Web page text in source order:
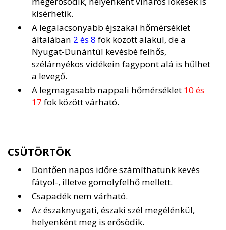
kísérhetik.
A legalacsonyabb éjszakai hőmérséklet
általában 2 és 8 fok között alakul, de a
Nyugat-Dunántúl kevésbé felhős,
szélárnyékos vidékein fagypont alá is hűlhet
a levegő.
A legmagasabb nappali hőmérséklet 10 és
17 fok között várható.
CSÜTÖRTÖK
Döntően napos időre számíthatunk kevés
fátyol-, illetve gomolyfelhő mellett.
Csapadék nem várható.
Az északnyugati, északi szél megélénkül,
helyenként meg is erősödik.